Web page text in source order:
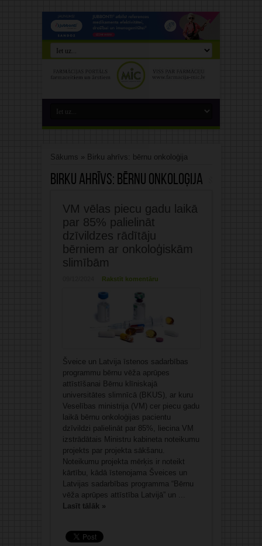
Sākums » Birku ahrīvs: bērnu onkoloģija
Birku ahrīvs: bērnu onkoloģija
VM vēlas piecu gadu laikā
par 85% palielināt
dzīvildzes rādītāju
bērniem ar onkoloģiskām
slimībām
Rakstīt komentāru
Šveice un Latvija īstenos sadarbības
programmu bērnu vēža aprūpes
attīstīšanai Bērnu klīniskajā
universitātes slimnīcā (BKUS), ar kuru
Veselības ministrija (VM) cer piecu gadu
laikā bērnu onkoloģijas pacientu
dzīvildzi palielināt par 85%, liecina VM
izstrādātais Ministru kabineta noteikumu
projekts par projekta sākšanu.
Noteikumu projekta mērķis ir noteikt
kārtību, kādā īstenojama Šveices un
Latvijas sadarbības programma “Bērnu
vēža aprūpes attīstība Latvijā” un ...
Lasīt tālāk »